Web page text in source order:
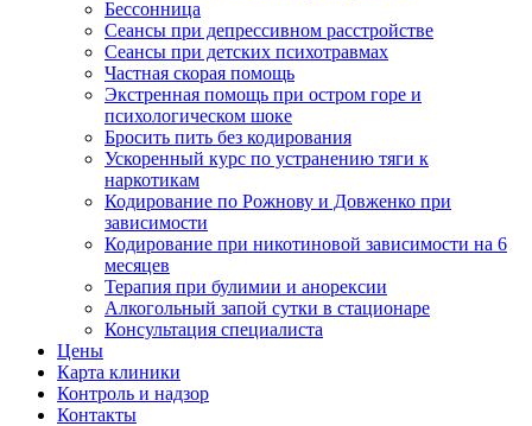
Бессонница
Сеансы при депрессивном расстройстве
Сеансы при детских психотравмах
Частная скорая помощь
Экстренная помощь при остром горе и
психологическом шоке
Бросить пить без кодирования
Ускоренный курс по устранению тяги к
наркотикам
Кодирование по Рожнову и Довженко при
зависимости
Кодирование при никотиновой зависимости на 6
месяцев
Терапия при булимии и анорексии
Алкогольный запой сутки в стационаре
Консультация специалиста
Цены
Карта клиники
Контроль и надзор
Контакты